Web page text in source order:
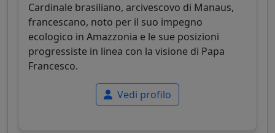
Cardinale brasiliano, arcivescovo di Manaus,
francescano, noto per il suo impegno
ecologico in Amazzonia e le sue posizioni
progressiste in linea con la visione di Papa
Francesco.
Vedi profilo